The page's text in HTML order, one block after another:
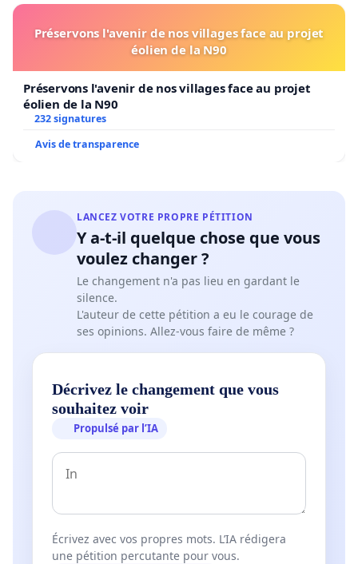
Préservons l'avenir de nos villages face au projet
éolien de la N90
Préservons l'avenir de nos villages face au projet
éolien de la N90
232 signatures
Avis de transparence
LANCEZ VOTRE PROPRE PÉTITION
Y a-t-il quelque chose que vous
voulez changer ?
Le changement n'a pas lieu en gardant le
silence.
L'auteur de cette pétition a eu le courage de
ses opinions. Allez-vous faire de même ?
Décrivez le changement que vous
souhaitez voir
Propulsé par l’IA
Écrivez avec vos propres mots. L’IA rédigera
une pétition percutante pour vous.